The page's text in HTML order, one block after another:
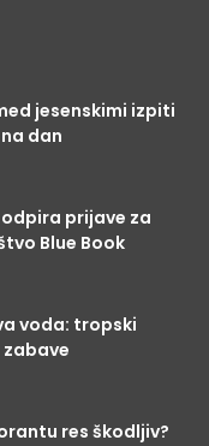
jesenskimi izpiti
dan
prijave za
Blue Book
voda: tropski
res škodljiv?